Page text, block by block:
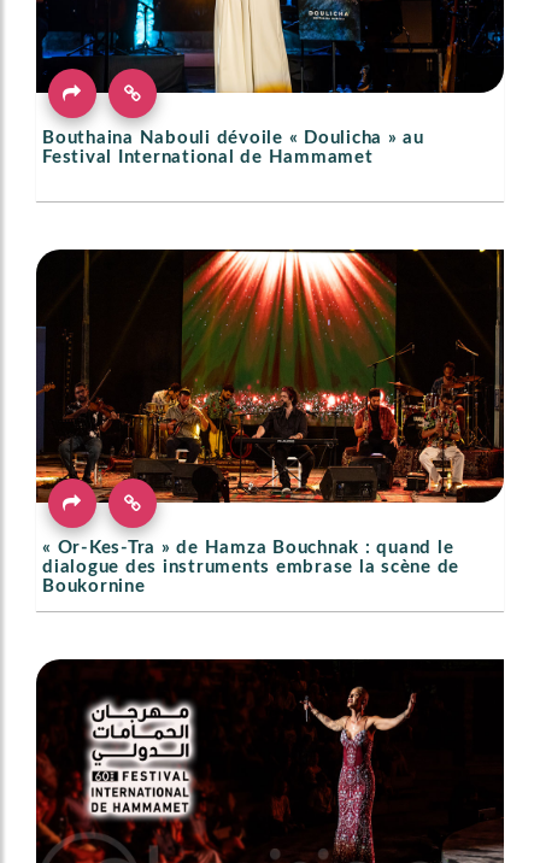
Bouthaina Nabouli dévoile « Doulicha » au
Festival International de Hammamet
« Or-Kes-Tra » de Hamza Bouchnak : quand le
dialogue des instruments embrase la scène de
Boukornine